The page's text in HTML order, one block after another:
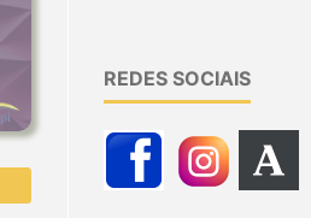
REDES SOCIAIS